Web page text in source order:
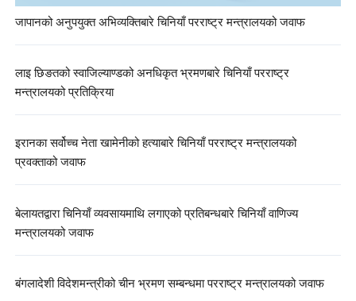
जापानको अनुपयुक्त अभिव्यक्तिबारे चिनियाँ परराष्ट्र मन्त्रालयको जवाफ
लाइ छिङतको स्वाजिल्याण्डको अनधिकृत भ्रमणबारे चिनियाँ परराष्ट्र
मन्त्रालयको प्रतिक्रिया
इरानका सर्वोच्च नेता खामेनीको हत्याबारे चिनियाँ परराष्ट्र मन्त्रालयको
प्रवक्ताको जवाफ
बेलायतद्वारा चिनियाँ व्यवसायमाथि लगाएको प्रतिबन्धबारे चिनियाँ वाणिज्य
मन्त्रालयको जवाफ
बंगलादेशी विदेशमन्त्रीको चीन भ्रमण सम्बन्धमा परराष्ट्र मन्त्रालयको जवाफ